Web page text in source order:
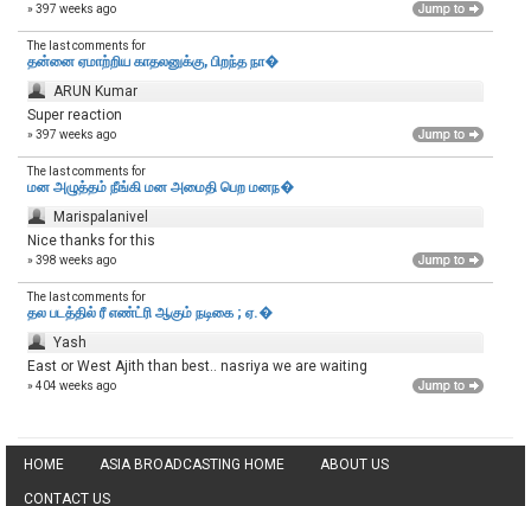
» 397 weeks ago
The last comments for
தன்னை ஏமாற்றிய காதலனுக்கு, பிறந்த நா�
ARUN Kumar
Super reaction
» 397 weeks ago
The last comments for
மன அழுத்தம் நீங்கி மன அமைதி பெற‌ மனந�
Marispalanivel
Nice thanks for this
» 398 weeks ago
The last comments for
தல படத்தில் ரீ எண்ட்ரி ஆகும் நடிகை ; ஏ.�
Yash
East or West Ajith than best.. nasriya we are waiting
» 404 weeks ago
HOME ASIA BROADCASTING HOME ABOUT US
CONTACT US